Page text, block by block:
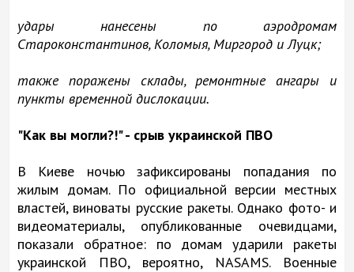
удары нанесены по аэродромам
Староконстантинов, Коломыя, Миргород и Луцк;
также поражены склады, ремонтные ангары и
пункты временной дислокации.
"Как вы могли?!" - срыв украинской ПВО
В Киеве ночью зафиксированы попадания по
жилым домам. По официальной версии местных
властей, виноваты русские ракеты. Однако фото- и
видеоматериалы, опубликованные очевидцами,
показали обратное: по домам ударили ракеты
украинской ПВО, вероятно, NASAMS. Военные